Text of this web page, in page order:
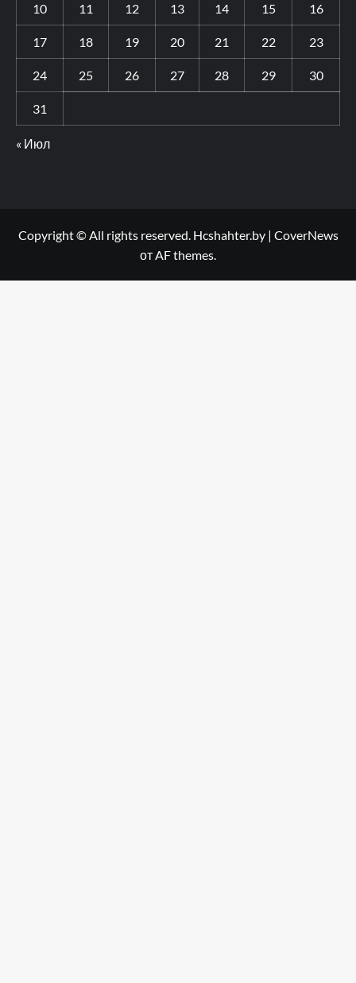
10 11 12 13 14 15 16
17 18 19 20 21 22 23
24 25 26 27 28 29 30
31
« Июл
Copyright © All rights reserved. Hcshahter.by | CoverNews
от AF themes.